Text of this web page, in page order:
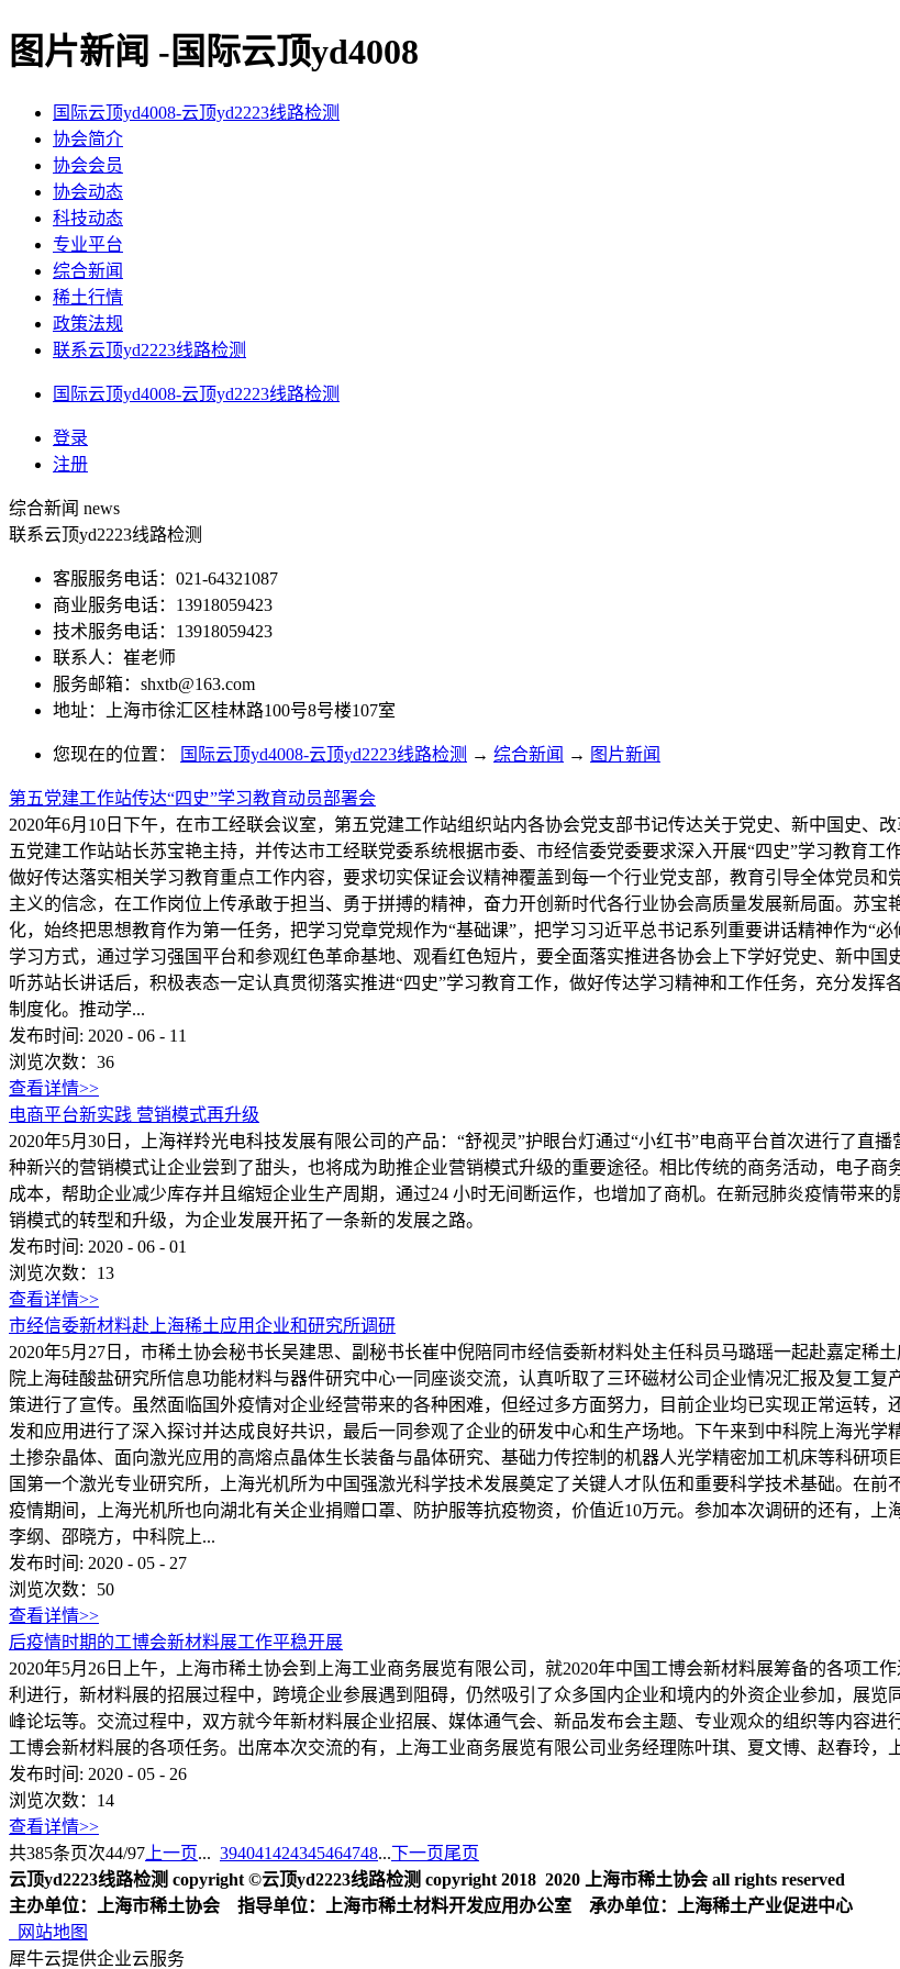
图片新闻 -国际云顶yd4008
国际云顶yd4008-云顶yd2223线路检测
协会简介
协会会员
协会动态
科技动态
专业平台
综合新闻
稀土行情
政策法规
联系云顶yd2223线路检测
国际云顶yd4008-云顶yd2223线路检测
登录
注册
综合新闻 news
联系云顶yd2223线路检测
客服服务电话：021-64321087
商业服务电话：13918059423
技术服务电话：13918059423
联系人：崔老师
服务邮箱： shxtb@163.com
地址：上海市徐汇区桂林路100号8号楼107室
您现在的位置： 国际云顶yd4008-云顶yd2223线路检测 → 综合新闻 → 图片新闻
第五党建工作站传达“四史”学习教育动员部署会
2020年6月10日下午，在市工经联会议室，第五党建工作站组织站内各协会党支部书记传达关于党史、新中国史、
五党建工作站站长苏宝艳主持，并传达市工经联党委系统根据市委、市经信委党委要求深入开展“四史”学习教育
做好传达落实相关学习教育重点工作内容，要求切实保证会议精神覆盖到每一个行业党支部，教育引导全体党员
主义的信念，在工作岗位上传承敢于担当、勇于拼搏的精神，奋力开创新时代各行业协会高质量发展新局面。苏
化，始终把思想教育作为第一任务，把学习党章党规作为“基础课”，把学习习近平总书记系列重要讲话精神作为“
学习方式，通过学习强国平台和参观红色革命基地、观看红色短片，要全面落实推进各协会上下学好党史、新中
听苏站长讲话后，积极表态一定认真贯彻落实推进“四史”学习教育工作，做好传达学习精神和工作任务，充分发
制度化。推动学...
发布时间: 2020 - 06 - 11
浏览次数： 36
查看详情>>
电商平台新实践 营销模式再升级
2020年5月30日，上海祥羚光电科技发展有限公司的产品：“舒视灵”护眼台灯通过“小红书”电商平台首次进行了直
种新兴的营销模式让企业尝到了甜头，也将成为助推企业营销模式升级的重要途径。相比传统的商务活动，电子
成本，帮助企业减少库存并且缩短企业生产周期，通过24 小时无间断运作，也增加了商机。在新冠肺炎疫情带来
销模式的转型和升级，为企业发展开拓了一条新的发展之路。
发布时间: 2020 - 06 - 01
浏览次数： 13
查看详情>>
市经信委新材料赴上海稀土应用企业和研究所调研
2020年5月27日，市稀土协会秘书长吴建思、副秘书长崔中倪陪同市经信委新材料处主任科员马璐瑶一起赴嘉定稀
院上海硅酸盐研究所信息功能材料与器件研究中心一同座谈交流，认真听取了三环磁材公司企业情况汇报及复工
策进行了宣传。虽然面临国外疫情对企业经营带来的各种困难，但经过多方面努力，目前企业均已实现正常运转
发和应用进行了深入探讨并达成良好共识，最后一同参观了企业的研发中心和生产场地。下午来到中科院上海光
土掺杂晶体、面向激光应用的高熔点晶体生长装备与晶体研究、基础力传控制的机器人光学精密加工机床等科研
国第一个激光专业研究所，上海光机所为中国强激光科学技术发展奠定了关键人才队伍和重要科学技术基础。在
疫情期间，上海光机所也向湖北有关企业捐赠口罩、防护服等抗疫物资，价值近10万元。参加本次调研的还有，
李纲、邵晓方，中科院上...
发布时间: 2020 - 05 - 27
浏览次数： 50
查看详情>>
后疫情时期的工博会新材料展工作平稳开展
2020年5月26日上午，上海市稀土协会到上海工业商务展览有限公司，就2020年中国工博会新材料展筹备的各项
利进行，新材料展的招展过程中，跨境企业参展遇到阻碍，仍然吸引了众多国内企业和境内的外资企业参加，展
峰论坛等。交流过程中，双方就今年新材料展企业招展、媒体通气会、新品发布会主题、专业观众的组织等内容
工博会新材料展的各项任务。出席本次交流的有，上海工业商务展览有限公司业务经理陈叶琪、夏文博、赵春玲，
发布时间: 2020 - 05 - 26
浏览次数： 14
查看详情>>
共385条页次44/97 上一页... 394041424345464748...下一页尾页
云顶yd2223线路检测 copyright ©云顶yd2223线路检测 copyright 2018 2020 上海市稀土协会 all rights reserved
主办单位：上海市稀土协会 指导单位：上海市稀土材料开发应用办公室 承办单位：上海稀土产业促进中心
网站地图
犀牛云提供企业云服务